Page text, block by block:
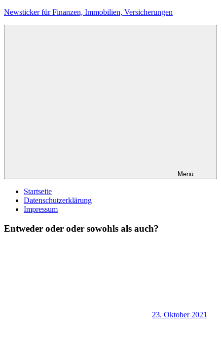
Zum
Newsticker für Finanzen, Immobilien, Versicherungen
Menü
Startseite
Datenschutzerklärung
Impressum
Entweder oder oder sowohls als auch?
23. Oktober 2021